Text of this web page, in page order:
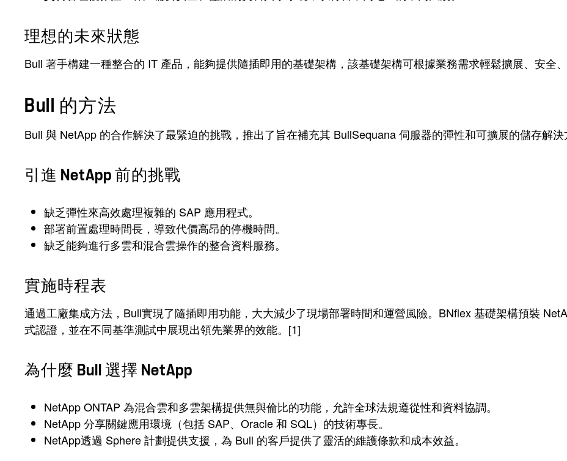
理想的未來狀態
Bull 著手構建一種整合的 IT 產品，能夠提供隨插即用的基礎架構，該基礎架構可根據業務需求輕鬆擴展、安全
Bull 的方法
Bull 與 NetApp 的合作解決了最緊迫的挑戰，推出了旨在補充其 BullSequana 伺服器的彈性和可擴展的儲存解決
引進 NetApp 前的挑戰
缺乏彈性來高效處理複雜的 SAP 應用程式。
部署前置處理時間長，導致代價高昂的停機時間。
缺乏能夠進行多雲和混合雲操作的整合資料服務。
實施時程表
通過工廠集成方法，Bull實現了隨插即用功能，大大減少了現場部署時間和運營風險。BNflex 基礎架構預裝
式認證，並在不同基準測試中展現出領先業界的效能。[1]
為什麼 Bull 選擇 NetApp
NetApp ONTAP 為混合雲和多雲架構提供無與倫比的功能，允許全球法規遵從性和資料協調。
NetApp 分享關鍵應用環境（包括 SAP、Oracle 和 SQL）的技術專長。
NetApp透過 Sphere 計劃提供支援，為 Bull 的客戶提供了靈活的維護條款和成本效益。